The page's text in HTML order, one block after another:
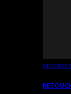
OEUVRES